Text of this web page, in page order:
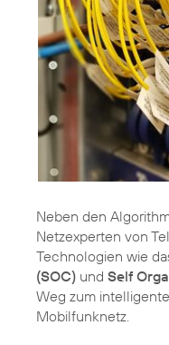
Neben den
Netzexperten von
Technologien wie
(SOC) und Self
Weg zum
Mobilfunknetz.